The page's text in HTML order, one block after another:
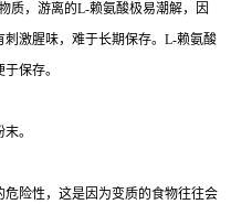
质，游离的L-赖氨酸极易潮解，因
激腥味，难于长期保存。L-赖氨酸
保存。
。
险性，这是因为变质的食物往往会